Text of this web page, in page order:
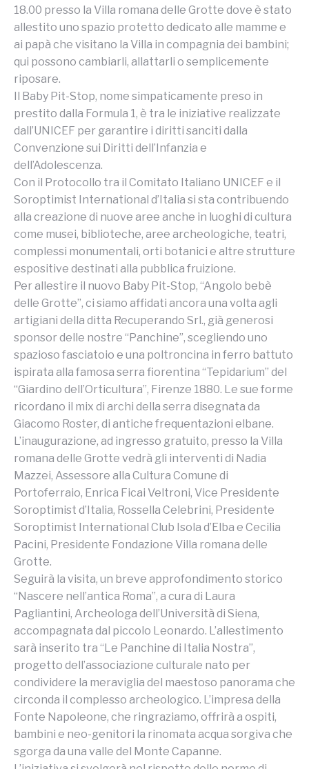
18.00 presso la Villa romana delle Grotte dove è stato
allestito uno spazio protetto dedicato alle mamme e
ai papà che visitano la Villa in compagnia dei bambini;
qui possono cambiarli, allattarli o semplicemente
riposare.
Il Baby Pit-Stop, nome simpaticamente preso in
prestito dalla Formula 1, è tra le iniziative realizzate
dall’UNICEF per garantire i diritti sanciti dalla
Convenzione sui Diritti dell’Infanzia e
dell’Adolescenza.
Con il Protocollo tra il Comitato Italiano UNICEF e il
Soroptimist International d’Italia si sta contribuendo
alla creazione di nuove aree anche in luoghi di cultura
come musei, biblioteche, aree archeologiche, teatri,
complessi monumentali, orti botanici e altre strutture
espositive destinati alla pubblica fruizione.
Per allestire il nuovo Baby Pit-Stop, “Angolo bebè
delle Grotte”, ci siamo affidati ancora una volta agli
artigiani della ditta Recuperando Srl., già generosi
sponsor delle nostre “Panchine”, scegliendo uno
spazioso fasciatoio e una poltroncina in ferro battuto
ispirata alla famosa serra fiorentina “Tepidarium” del
“Giardino dell’Orticultura”, Firenze 1880. Le sue forme
ricordano il mix di archi della serra disegnata da
Giacomo Roster, di antiche frequentazioni elbane.
L’inaugurazione, ad ingresso gratuito, presso la Villa
romana delle Grotte vedrà gli interventi di Nadia
Mazzei, Assessore alla Cultura Comune di
Portoferraio, Enrica Ficai Veltroni, Vice Presidente
Soroptimist d’Italia, Rossella Celebrini, Presidente
Soroptimist International Club Isola d’Elba e Cecilia
Pacini, Presidente Fondazione Villa romana delle
Grotte.
Seguirà la visita, un breve approfondimento storico
“Nascere nell’antica Roma”, a cura di Laura
Pagliantini, Archeologa dell’Università di Siena,
accompagnata dal piccolo Leonardo. L’allestimento
sarà inserito tra “Le Panchine di Italia Nostra”,
progetto dell’associazione culturale nato per
condividere la meraviglia del maestoso panorama che
circonda il complesso archeologico. L’impresa della
Fonte Napoleone, che ringraziamo, offrirà a ospiti,
bambini e neo-genitori la rinomata acqua sorgiva che
sgorga da una valle del Monte Capanne.